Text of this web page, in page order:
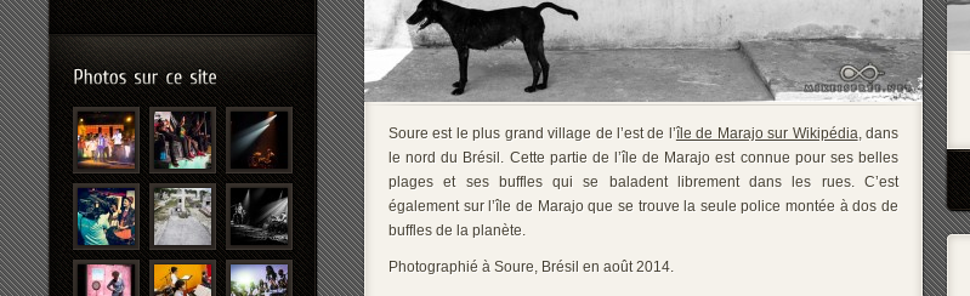
Soure est le plus grand village de l’est de l’île de Marajo sur Wikipédia, dans
le nord du Brésil. Cette partie de l’île de Marajo est connue pour ses belles
plages et ses buffles qui se baladent librement dans les rues. C’est
également sur l’île de Marajo que se trouve la seule police montée à dos de
buffles de la planète.
Photographié à Soure, Brésil en août 2014.